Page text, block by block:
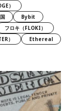
）
Bybit
フロキ（FLOKI）
）
Ethereal